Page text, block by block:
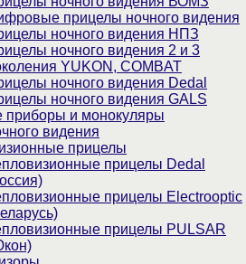
прицелы ночного видения
ночного видения НПЗ
ночного видения 2 и 3
YUKON, COMBAT
ночного видения Dedal
ночного видения GALS
приборы и монокуляры
видения
прицелы
прицелы Dedal
прицелы Electrooptic
прицелы PULSAR